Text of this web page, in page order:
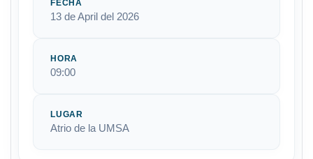
FECHA
13 de April del 2026
HORA
09:00
LUGAR
Atrio de la UMSA